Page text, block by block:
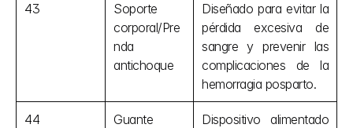
43
Soporte
corporal/Pre
nda
antichoque
Diseñado para evitar la
pérdida excesiva de
sangre y prevenir las
complicaciones de la
hemorragia posparto.
44
Guante
Dispositivo alimentado